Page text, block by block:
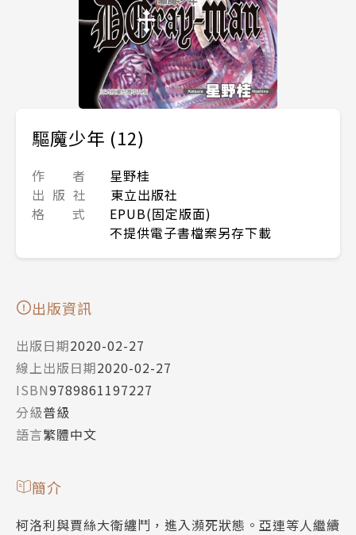
驅魔少年 (12)
作 者
星野桂
出 版 社
東立出版社
格 式
EPUB(固定版面)
不提供電子書檔案另存下載
出版資訊
出版日期2020-02-27
線上出版日期2020-02-27
ISBN9789861197227
分級普級
語言繁體中文
簡介
柯洛利與賈絲大衛纏鬥，進入瀕死狀態。亞連等人繼續